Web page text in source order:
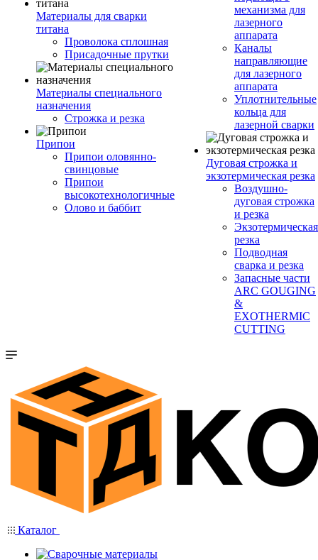
Материалы для сварки
титана
Проволока сплошная
Присадочные прутки
Материалы специального
назначения
Строжка и резка
Припои
Припои оловянно-
свинцовые
Припои
высокотехнологичные
Олово и баббит
механизма для
лазерного
аппарата
Каналы
направляющие
для лазерного
аппарата
Уплотнительные
кольца для
лазерной сварки
Дуговая строжка и
экзотермическая резка
Воздушно-
дуговая строжка
и резка
Экзотермическая
резка
Подводная
сварка и резка
Запасные части
ARC GOUGING
&
EXOTHERMIC
CUTTING
Каталог